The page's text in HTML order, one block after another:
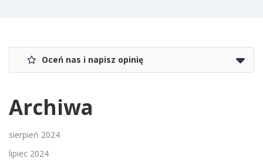
Oceń nas i napisz opinię
Archiwa
sierpień 2024
lipiec 2024